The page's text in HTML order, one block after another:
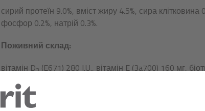
сирий протеїн 9.0%, вміст жиру 4.5%, сира
фосфор 0.2%, натрій 0.3%.
Поживний склад:
вітамін D3(E671) 280 I.U., вітамін E (3a700) 160 мг,
(3b502) 4 мг, залізо (3b103) 12 мг, мідь (3b405) 0.5
природні антиоксиданти: токофероли з екстрактів
екстракт розмарину.